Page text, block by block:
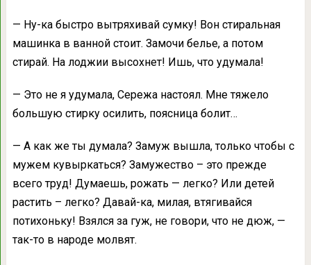
— Ну-ка быстро вытряхивай сумку! Вон стиральная
машинка в ванной стоит. Замочи белье, а потом
стирай. На лоджии высохнет! Ишь, что удумала!
— Это не я удумала, Сережа настоял. Мне тяжело
большую стирку осилить, поясница болит…
— А как же ты думала? Замуж вышла, только чтобы с
мужем кувыркаться? Замужество – это прежде
всего труд! Думаешь, рожать — легко? Или детей
растить – легко? Давай-ка, милая, втягивайся
потихоньку! Взялся за гуж, не говори, что не дюж, —
так-то в народе молвят.